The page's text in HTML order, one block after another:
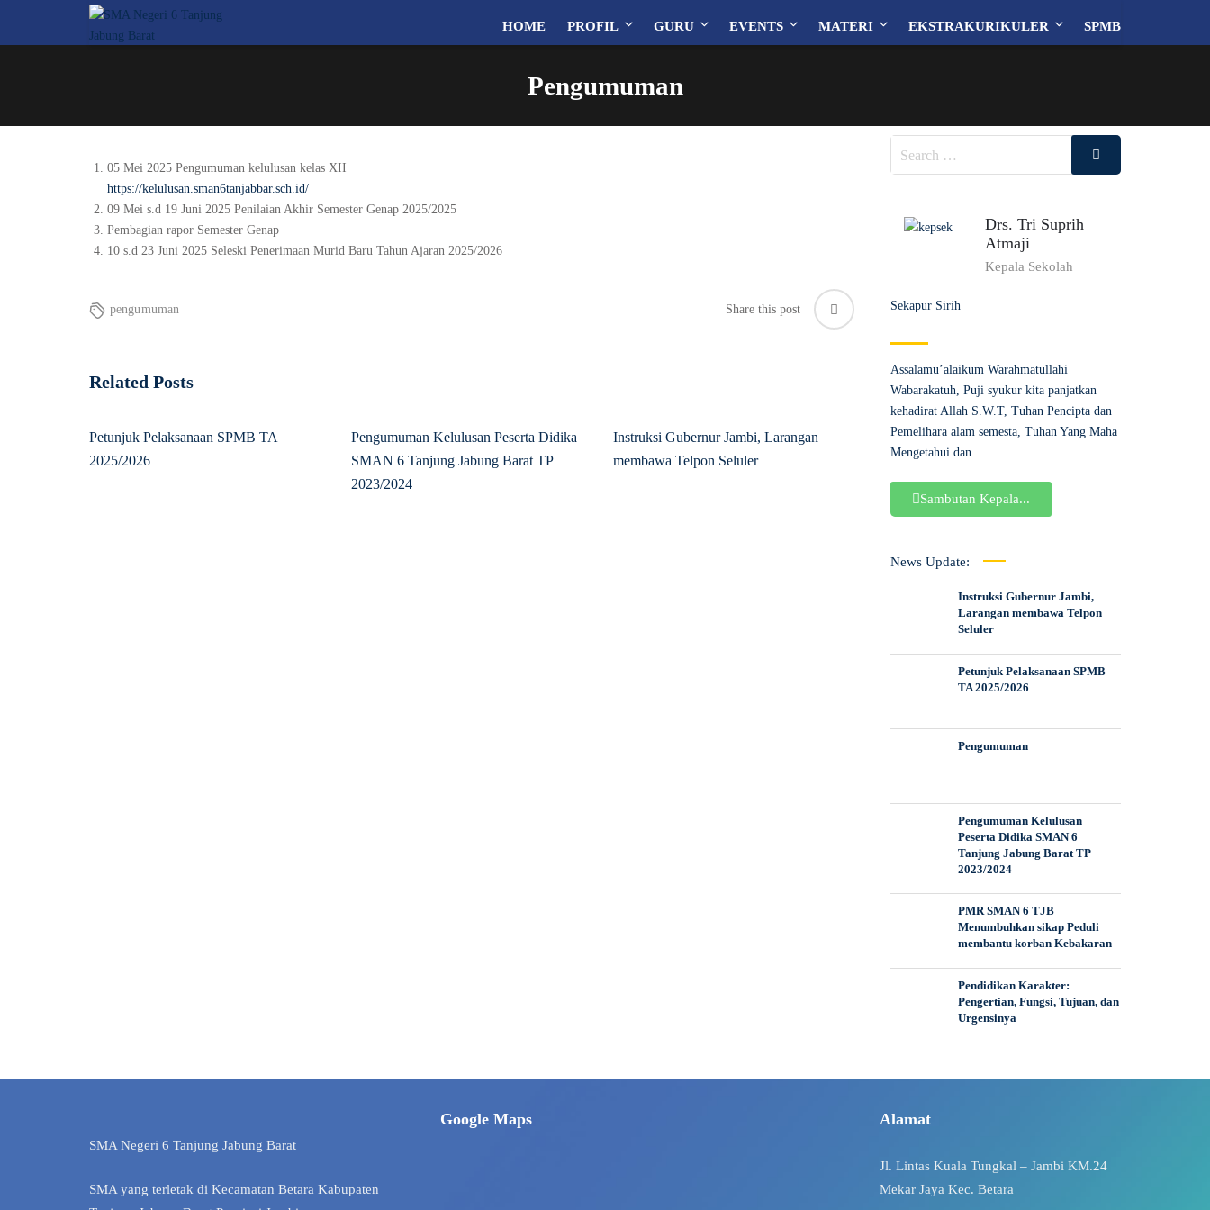
HOME PROFIL GURU EVENTS MATERI EKSTRAKURIKULER SPMB
Pengumuman
05 Mei 2025 Pengumuman kelulusan kelas XII
https://kelulusan.sman6tanjabbar.sch.id/
09 Mei s.d 19 Juni 2025 Penilaian Akhir Semester Genap 2025/2025
Pembagian rapor Semester Genap
10 s.d 23 Juni 2025 Seleski Penerimaan Murid Baru Tahun Ajaran 2025/2026
pengumuman Share this post
Related Posts
Petunjuk Pelaksanaan SPMB TA
2025/2026
Pengumuman Kelulusan Peserta Didika
SMAN 6 Tanjung Jabung Barat TP
2023/2024
Instruksi Gubernur Jambi, Larangan
membawa Telpon Seluler
Drs. Tri Suprih
Atmaji
Kepala Sekolah
Sekapur Sirih
Assalamu’alaikum Warahmatullahi
Wabarakatuh, Puji syukur kita panjatkan
kehadirat Allah S.W.T, Tuhan Pencipta dan
Pemelihara alam semesta, Tuhan Yang Maha
Mengetahui dan
Sambutan Kepala...
News Update:
Instruksi Gubernur Jambi,
Larangan membawa Telpon
Seluler
Petunjuk Pelaksanaan SPMB
TA 2025/2026
Pengumuman
Pengumuman Kelulusan
Peserta Didika SMAN 6
Tanjung Jabung Barat TP
2023/2024
PMR SMAN 6 TJB
Menumbuhkan sikap Peduli
membantu korban Kebakaran
Pendidikan Karakter:
Pengertian, Fungsi, Tujuan, dan
Urgensinya
SMA Negeri 6 Tanjung Jabung Barat
SMA yang terletak di Kecamatan Betara Kabupaten
Google Maps Alamat
Jl. Lintas Kuala Tungkal – Jambi KM.24
Mekar Jaya Kec. Betara